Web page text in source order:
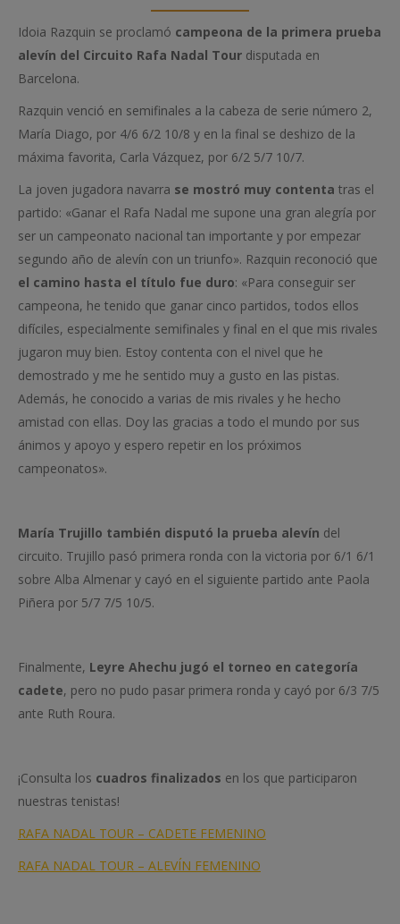
Idoia Razquin se proclamó campeona de la primera prueba
alevín del Circuito Rafa Nadal Tour disputada en
Barcelona.
Razquin venció en semifinales a la cabeza de serie número 2,
María Diago, por 4/6 6/2 10/8 y en la final se deshizo de la
máxima favorita, Carla Vázquez, por 6/2 5/7 10/7.
La joven jugadora navarra se mostró muy contenta tras el
partido: «Ganar el Rafa Nadal me supone una gran alegría por
ser un campeonato nacional tan importante y por empezar
segundo año de alevín con un triunfo». Razquin reconoció que
el camino hasta el título fue duro: «Para conseguir ser
campeona, he tenido que ganar cinco partidos, todos ellos
difíciles, especialmente semifinales y final en el que mis rivales
jugaron muy bien. Estoy contenta con el nivel que he
demostrado y me he sentido muy a gusto en las pistas.
Además, he conocido a varias de mis rivales y he hecho
amistad con ellas. Doy las gracias a todo el mundo por sus
ánimos y apoyo y espero repetir en los próximos
campeonatos».
María Trujillo también disputó la prueba alevín del
circuito. Trujillo pasó primera ronda con la victoria por 6/1 6/1
sobre Alba Almenar y cayó en el siguiente partido ante Paola
Piñera por 5/7 7/5 10/5.
Finalmente, Leyre Ahechu jugó el torneo en categoría
cadete, pero no pudo pasar primera ronda y cayó por 6/3 7/5
ante Ruth Roura.
¡Consulta los cuadros finalizados en los que participaron
nuestras tenistas!
RAFA NADAL TOUR – CADETE FEMENINO
RAFA NADAL TOUR – ALEVÍN FEMENINO